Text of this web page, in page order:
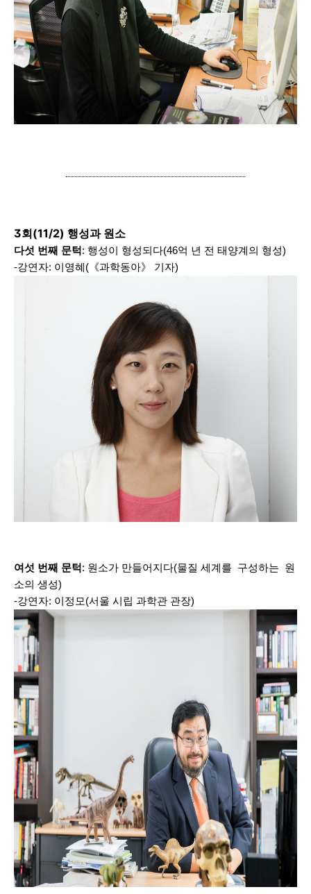
3회(11/2) 행성과 원소
다섯 번째 문턱: 행성이 형성되다(46억 년 전 태양계의 형성)
-강연자: 이영혜(《과학동아》 기자)
여섯 번째 문턱: 원소가 만들어지다(물질 세계를 구성하는 원
소의 생성)
-강연자: 이정모(서울 시립 과학관 관장)